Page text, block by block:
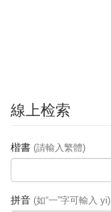
線上检索
楷書 (請輸入繁體)
拼音 (如“一”字可輸入 yi)